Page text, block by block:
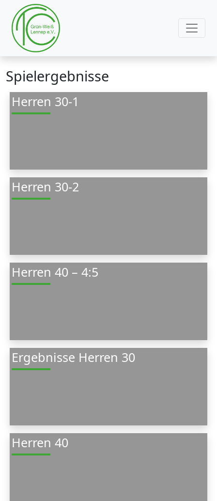
Spielergebnisse
Herren 30-1
Herren 30-2
Herren 40 – 4:5
Ergebnisse Herren 30
Herren 40